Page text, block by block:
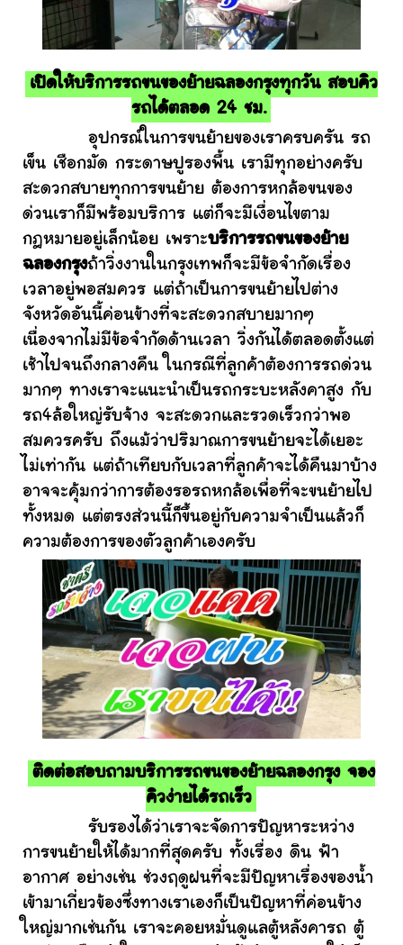
เปิดให้บริการรถขนของย้ายฉลองกรุงทุกวัน สอบคิว
รถได้ตลอด 24 ชม.
อุปกรณ์ในการขนย้ายของเราครบครัน รถ
เข็น เชือกมัด กระดาษปูรองพื้น เรามีทุกอย่างครับ
สะดวกสบายทุกการขนย้าย ต้องการหกล้อขนของ
ด่วนเราก็มีพร้อมบริการ แต่ก็จะมีเงื่อนไขตาม
กฎหมายอยู่เล็กน้อย เพราะบริการรถขนของย้าย
ฉลองกรุงถ้าวิ่งงานในกรุงเทพก็จะมีข้อจำกัดเรื่อง
เวลาอยู่พอสมควร แต่ถ้าเป็นการขนย้ายไปต่าง
จังหวัดอันนี้ค่อนข้างที่จะสะดวกสบายมากๆ
เนื่องจากไม่มีข้อจำกัดด้านเวลา วิ่งกันได้ตลอดตั้งแต่
เช้าไปจนถึงกลางคืน ในกรณีที่ลูกค้าต้องการรถด่วน
มากๆ ทางเราจะแนะนำเป็นรถกระบะหลังคาสูง กับ
รถ4ล้อใหญ่รับจ้าง จะสะดวกและรวดเร็วกว่าพอ
สมควรครับ ถึงแม้ว่าปริมาณการขนย้ายจะได้เยอะ
ไม่เท่ากัน แต่ถ้าเทียบกับเวลาที่ลูกค้าจะได้คืนมาบ้าง
อาจจะคุ้มกว่าการต้องรอรถหกล้อเพื่อที่จะขนย้ายไป
ทั้งหมด แต่ตรงส่วนนี้ก็ขึ้นอยู่กับความจำเป็นแล้วก็
ความต้องการของตัวลูกค้าเองครับ
ติดต่อสอบถามบริการรถขนของย้ายฉลองกรุง จอง
คิวง่ายได้รถเร็ว
รับรองได้ว่าเราจะจัดการปัญหาระหว่าง
การขนย้ายให้ได้มากที่สุดครับ ทั้งเรื่อง ดิน ฟ้า
อากาศ อย่างเช่น ช่วงฤดูฝนที่จะมีปัญหาเรื่องของน้ำ
เข้ามาเกี่ยวข้องซึ่งทางเราเองก็เป็นปัญหาที่ค่อนข้าง
ใหญ่มากเช่นกัน เราจะคอยหมั่นดูแลตู้หลังคารถ ตู้